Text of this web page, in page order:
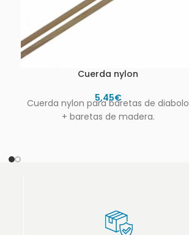
Cuerda nylon
5,45€
Cuerda nylon para baretas de diabolo
+ baretas de madera.